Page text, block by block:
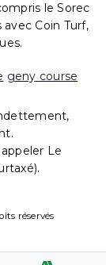
le Sorec
Coin Turf,
geny course
Le
réservés